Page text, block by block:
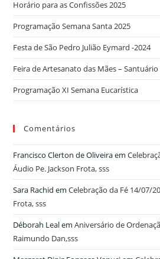
Horário para as Confissões 2025
Programação Semana Santa 2025
Festa de São Pedro Julião Eymard -2024
Feira de Artesanato das Mães –
Programação XI Semana Eucarística
Comentários
Francisco Clerton de Oliveiraem
Áudio Pe. Jackson Frota, sss
Sara Rachid emCelebração da Fé 14/07/
Frota, sss
Déborah LealemAniversário de
Raimundo Dan,sss